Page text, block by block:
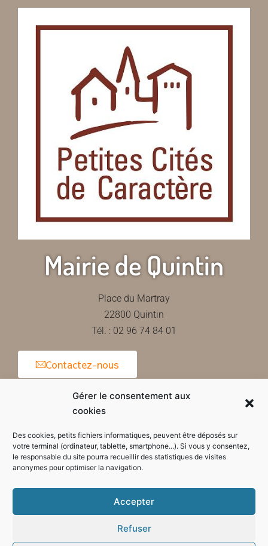
Gérer le consentement aux
cookies
Des cookies, petits fichiers informatiques, peuvent être déposés sur
votre terminal (ordinateur, tablette, smartphone...). Si vous y consentez,
le responsable du site pourra recueillir des statistiques de visites
anonymes pour optimiser la navigation.
Accepter
Refuser
Mairie de Quintin
Place du Martray
22800 Quintin
Tél. : 02 96 74 84 01
Contactez-nous
Horaires d'ouverture de la mairie